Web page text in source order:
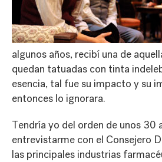
algunos años, recibí una de
quedan tatuadas con tinta
esencia, tal fue su impacto y su
entonces lo ignorara.
Tendría yo del orden de unos 30
entrevistarme con el Consejero
las principales industrias